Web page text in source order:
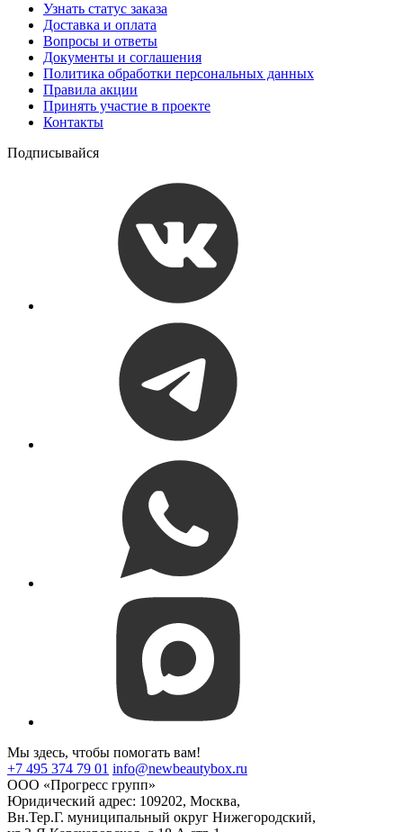
Узнать статус заказа
Доставка и оплата
Вопросы и ответы
Документы и соглашения
Политика обработки персональных данных
Правила акции
Принять участие в проекте
Контакты
Подписывайся
Мы здесь, чтобы помогать вам!
+7 495 374 79 01 info@newbeautybox.ru
ООО «Прогресс групп»
Юридический адрес: 109202, Москва,
Вн.Тер.Г. муниципальный округ Нижегородский,